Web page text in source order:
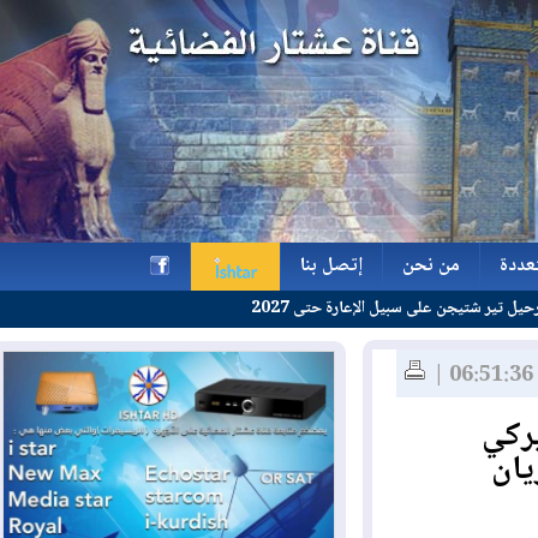
من نحن
من نحن
إتصل بنا
إتصل بناسبيل الإعارة حتى 2027
h